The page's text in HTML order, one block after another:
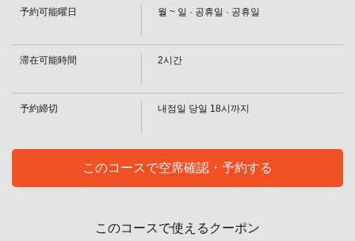
予約可能曜日 월 ~ 일 · 공휴일 · 공휴일
滞在可能時間 2시간
予約締切 내점일 당일 18시까지
このコースで空席確認・予約する
このコースで使えるクーポン